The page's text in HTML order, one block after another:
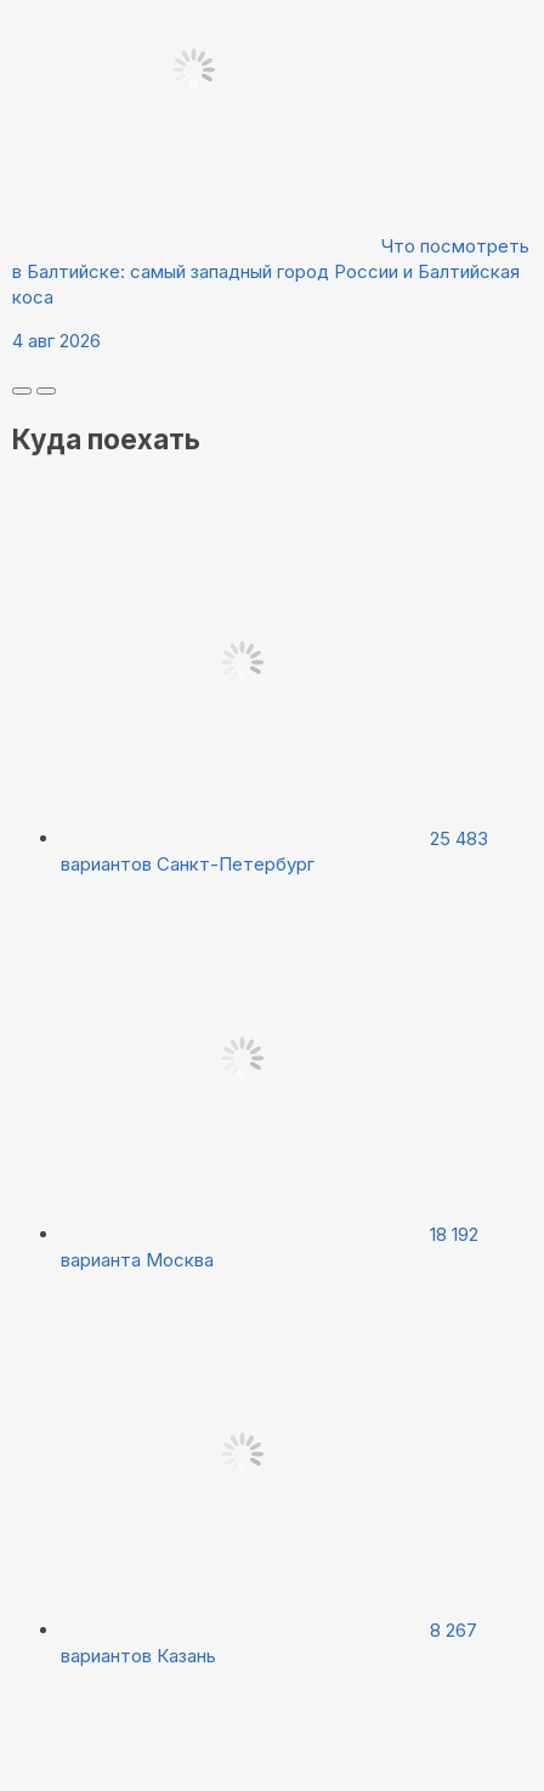
Что посмотреть
в Балтийске: самый западный город России и Балтийская
коса
4 авг 2026
Куда поехать
25 483
вариантов Санкт-Петербург
18 192
варианта Москва
8 267
вариантов Казань